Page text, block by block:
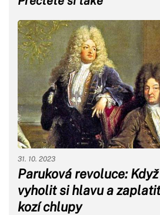
Paruková revoluce:
vyholit si hlavu a
kozí chlupy
31. 10. 2023